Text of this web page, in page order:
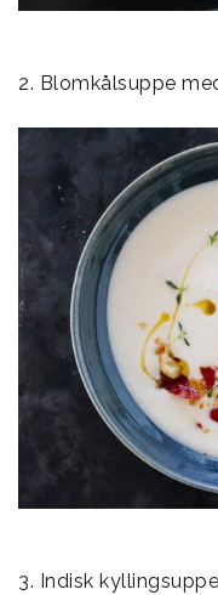
2. Blomkålsuppe
3. Indisk